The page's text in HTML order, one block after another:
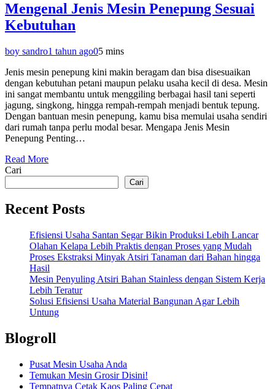
Mengenal Jenis Mesin Penepung Sesuai
Kebutuhan
boy sandro1 tahun ago05 mins
Jenis mesin penepung kini makin beragam dan bisa disesuaikan
dengan kebutuhan petani maupun pelaku usaha kecil di desa. Mesin
ini sangat membantu untuk menggiling berbagai hasil tani seperti
jagung, singkong, hingga rempah-rempah menjadi bentuk tepung.
Dengan bantuan mesin penepung, kamu bisa memulai usaha sendiri
dari rumah tanpa perlu modal besar. Mengapa Jenis Mesin
Penepung Penting…
Read More
Cari
Cari
Recent Posts
Efisiensi Usaha Santan Segar Bikin Produksi Lebih Lancar
Olahan Kelapa Lebih Praktis dengan Proses yang Mudah
Proses Ekstraksi Minyak Atsiri Tanaman dari Bahan hingga
Hasil
Mesin Penyuling Atsiri Bahan Stainless dengan Sistem Kerja
Lebih Teratur
Solusi Efisiensi Usaha Material Bangunan Agar Lebih
Untung
Blogroll
Pusat Mesin Usaha Anda
Temukan Mesin Grosir Disini!
Tempatnya Cetak Kaos Paling Cepat